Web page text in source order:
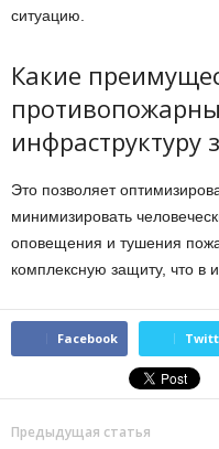
ситуацию.
Какие
инфраструктуру
Это позволяет
минимизировать
оповещения и тушения
комплексную защиту, что в
Facebook
Предыдущая статья